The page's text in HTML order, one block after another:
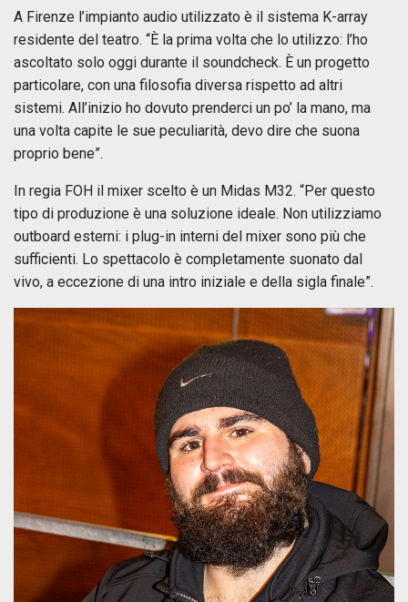
A Firenze l’impianto audio utilizzato è il sistema K-array
residente del teatro. “È la prima volta che lo utilizzo: l’ho
ascoltato solo oggi durante il soundcheck. È un progetto
particolare, con una filosofia diversa rispetto ad altri
sistemi. All’inizio ho dovuto prenderci un po’ la mano, ma
una volta capite le sue peculiarità, devo dire che suona
proprio bene”.
In regia FOH il mixer scelto è un Midas M32. “Per questo
tipo di produzione è una soluzione ideale. Non utilizziamo
outboard esterni: i plug-in interni del mixer sono più che
sufficienti. Lo spettacolo è completamente suonato dal
vivo, a eccezione di una intro iniziale e della sigla finale”.